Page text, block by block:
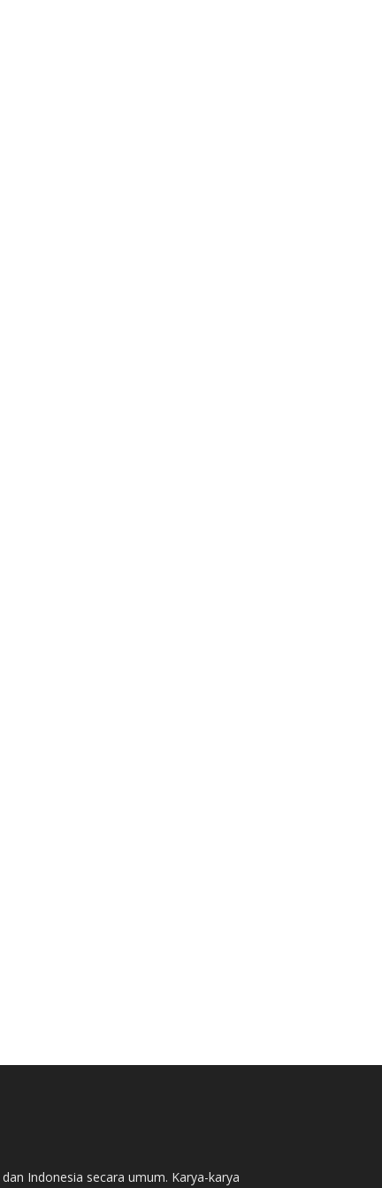
Indonesia secara umum. Karya-karya